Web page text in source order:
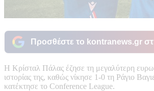
Προσθέστε το kontranews.gr
Η Κρίσταλ Πάλας έζησε τη μεγαλύτερη
ιστορίας της, καθώς νίκησε 1-0 τη Ράγιο
κατέκτησε το Conference League.